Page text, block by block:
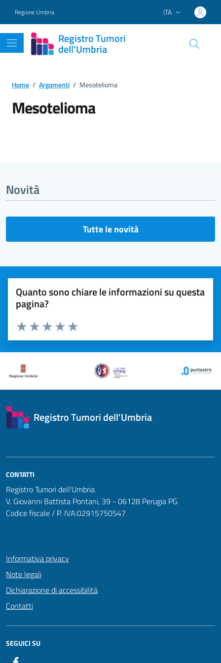
Regione Umbria Lingua attiva:
ITA
Registro Tumori
dell'Umbria
Home / Argomenti / Mesotelioma
Mesotelioma
Novità
Tutte le novità
Quanto sono chiare le informazioni su questa
pagina?
Valuta 5 stelle su 5
Valuta 4 stelle su 5
Valuta 3 stelle su 5
Valuta 2 stelle su 5
Valuta 1 stelle su 5
Registro Tumori dell'Umbria
CONTATTI
Registro Tumori dell'Umbria
V. Giovanni Battista Pontani, 39 - 06128 Perugia PG
Codice fiscale / P. IVA:02915750547
Informativa privacy
Note legali
Dichiarazione di accessibilità
Contatti
SEGUICI SU